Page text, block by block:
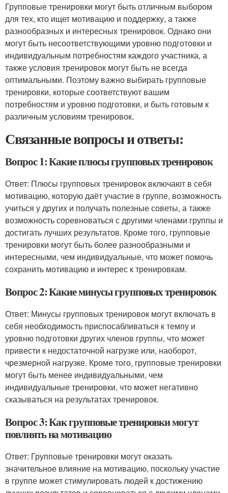
Групповые тренировки могут быть отличным выбором
для тех, кто ищет мотивацию и поддержку, а также
разнообразных и интересных тренировок. Однако они
могут быть несоответствующими уровню подготовки и
индивидуальным потребностям каждого участника, а
также условия тренировок могут быть не всегда
оптимальными. Поэтому важно выбирать групповые
тренировки, которые соответствуют вашим
потребностям и уровню подготовки, и быть готовым к
различным условиям тренировок.
Связанные вопросы и ответы:
Вопрос 1: Какие плюсы групповых тренировок
Ответ: Плюсы групповых тренировок включают в себя
мотивацию, которую даёт участие в группе, возможность
учиться у других и получать полезные советы, а также
возможность соревноваться с другими членами группы и
достигать лучших результатов. Кроме того, групповые
тренировки могут быть более разнообразными и
интересными, чем индивидуальные, что может помочь
сохранить мотивацию и интерес к тренировкам.
Вопрос 2: Какие минусы групповых тренировок
Ответ: Минусы групповых тренировок могут включать в
себя необходимость приспосабливаться к темпу и
уровню подготовки других членов группы, что может
привести к недостаточной нагрузке или, наоборот,
чрезмерной нагрузке. Кроме того, групповые тренировки
могут быть менее индивидуальными, чем
индивидуальные тренировки, что может негативно
сказываться на результатах тренировок.
Вопрос 3: Как групповые тренировки могут
повлиять на мотивацию
Ответ: Групповые тренировки могут оказать
значительное влияние на мотивацию, поскольку участие
в группе может стимулировать людей к достижению